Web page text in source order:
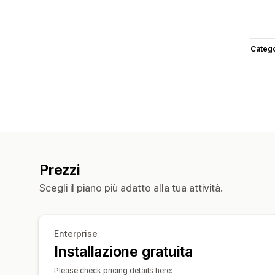
Prezzi
Scegli il piano più adatto alla tua attività.
Enterprise
Installazione gratuita
Please check pricing details here: